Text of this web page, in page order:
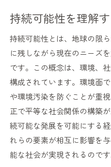
先進技術を活用し
資源の循環利用を
持続可能な都市計
環境教育の普及に
持続可能性を推進
日常生活で実践できる
紹介
エコフレンドリー
省エネを実現する
持続可能性を理解
持続可能性とは、地球の限
に残しながら現在のニーズ
です。この概念は、環境、
構成されています。環境面
や環境汚染を防ぐことが重
正で平等な社会関係の構築
続可能な発展を可能にする
れらの要素が相互に影響を
能な社会が実現されるのです